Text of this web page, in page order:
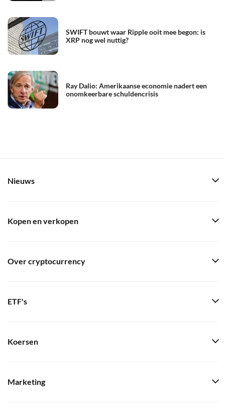
SWIFT bouwt waar Ripple ooit mee begon: is
XRP nog wel nuttig?
Ray Dalio: Amerikaanse economie nadert een
onomkeerbare schuldencrisis
Nieuws
Kopen en verkopen
Over cryptocurrency
ETF's
Koersen
Marketing